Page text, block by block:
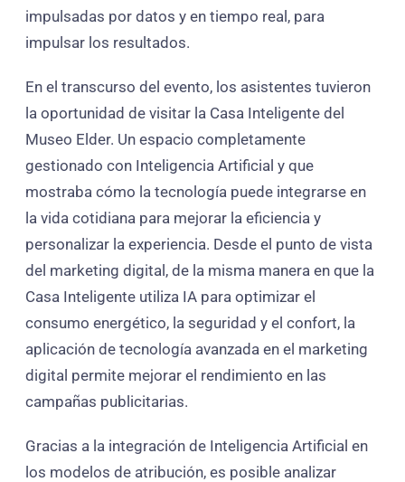
impulsadas por datos y en tiempo real, para
impulsar los resultados.
En el transcurso del evento, los asistentes tuvieron
la oportunidad de visitar la Casa Inteligente del
Museo Elder. Un espacio completamente
gestionado con Inteligencia Artificial y que
mostraba cómo la tecnología puede integrarse en
la vida cotidiana para mejorar la eficiencia y
personalizar la experiencia. Desde el punto de vista
del marketing digital, de la misma manera en que la
Casa Inteligente utiliza IA para optimizar el
consumo energético, la seguridad y el confort, la
aplicación de tecnología avanzada en el marketing
digital permite mejorar el rendimiento en las
campañas publicitarias.
Gracias a la integración de Inteligencia Artificial en
los modelos de atribución, es posible analizar